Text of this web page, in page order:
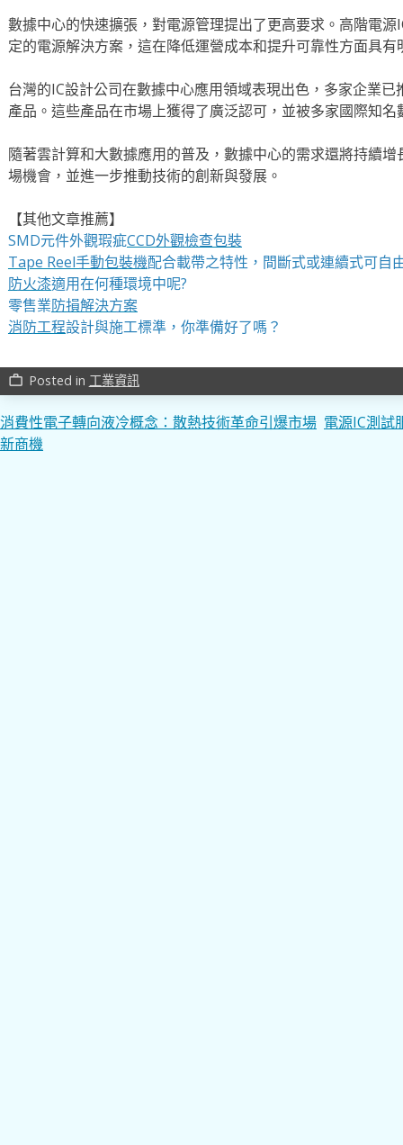
數據中心的快速擴張，對電源管理提出了更高要求。高階電
定的電源解決方案，這在降低運營成本和提升可靠性方面具有
台灣的IC設計公司在數據中心應用領域表現出色，多家企業
產品。這些產品在市場上獲得了廣泛認可，並被多家國際知名
隨著雲計算和大數據應用的普及，數據中心的需求還將持續
場機會，並進一步推動技術的創新與發展。
【其他文章推薦】
SMD元件外觀瑕疵CCD外觀檢查包裝
Tape Reel手動包裝機配合載帶之特性，間斷式或連續式可自
防火漆適用在何種環境中呢?
零售業防損解決方案
消防工程設計與施工標準，你準備好了嗎？
work_outline Posted in 工業資訊
文
章
消費性電子轉向液冷概念：散熱技術革命引爆市場
新商機
電源IC測試